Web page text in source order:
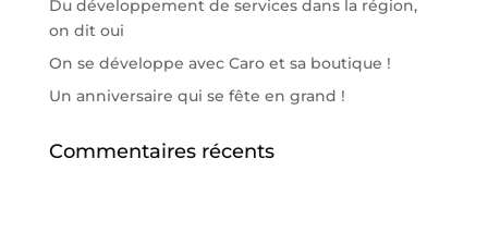
Du développement de services dans la région,
on dit oui
On se développe avec Caro et sa boutique !
Un anniversaire qui se fête en grand !
Commentaires récents